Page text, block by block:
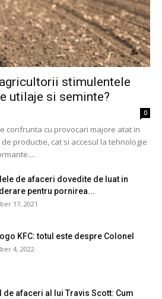
stimulentele
utilaje si seminte?
0
confrunta cu provocari majore atat in
productie, cat si accesul la tehnologie
de afaceri dovedite de luat in
pentru pornirea...
17, 2021
KFC: totul este despre Colonel
4, 2022
de afaceri al lui Travis Scott: Cum